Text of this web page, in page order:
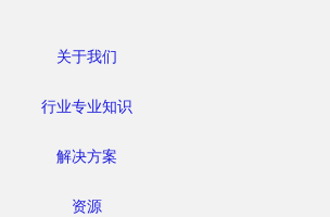
关于我们
行业专业知识
解决方案
资源